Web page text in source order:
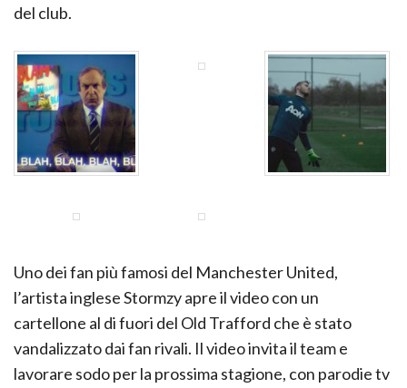
del club.
Uno dei fan più famosi del Manchester United,
l’artista inglese Stormzy apre il video con un
cartellone al di fuori del Old Trafford che è stato
vandalizzato dai fan rivali. Il video invita il team e
lavorare sodo per la prossima stagione, con parodie tv